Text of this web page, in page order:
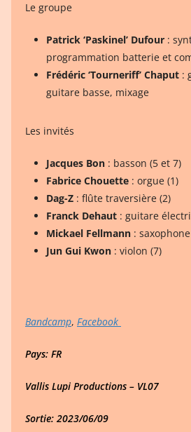
Le groupe
Patrick ‘Paskinel’ Dufour :
programmation batterie et
Frédéric ‘Tourneriff’ Chaput :
guitare basse, mixage
Les invités
Jacques Bon : basson (5 et 7)
Fabrice Chouette : orgue (1)
Dag-Z : flûte traversière (2)
Franck Dehaut : guitare
Mickael Fellmann :
Jun Gui Kwon : violon (7)
Bandcamp, Facebook
Pays: FR
Vallis Lupi Productions – VL07
Sortie: 2023/06/09